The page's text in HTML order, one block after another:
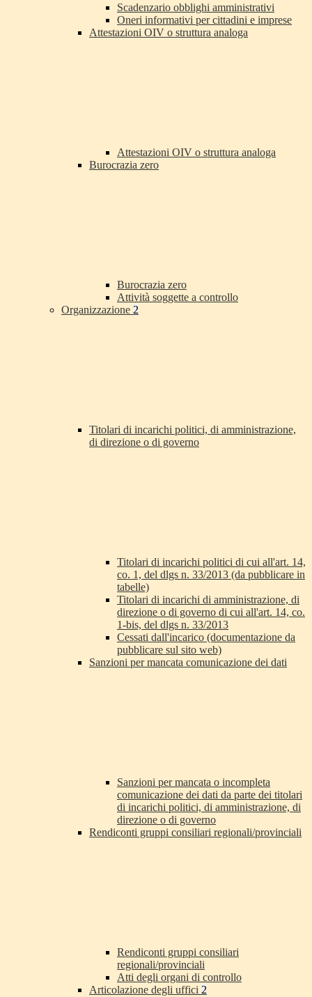
Scadenzario obblighi amministrativi
Oneri informativi per cittadini e imprese
Attestazioni OIV o struttura analoga
Attestazioni OIV o struttura analoga
Burocrazia zero
Burocrazia zero
Attività soggette a controllo
Organizzazione 2
Titolari di incarichi politici, di amministrazione,
di direzione o di governo
Titolari di incarichi politici di cui all'art. 14,
co. 1, del dlgs n. 33/2013 (da pubblicare in
tabelle)
Titolari di incarichi di amministrazione, di
direzione o di governo di cui all'art. 14, co.
1-bis, del dlgs n. 33/2013
Cessati dall'incarico (documentazione da
pubblicare sul sito web)
Sanzioni per mancata comunicazione dei dati
Sanzioni per mancata o incompleta
comunicazione dei dati da parte dei titolari
di incarichi politici, di amministrazione, di
direzione o di governo
Rendiconti gruppi consiliari regionali/provinciali
Rendiconti gruppi consiliari
regionali/provinciali
Atti degli organi di controllo
Articolazione degli uffici 2